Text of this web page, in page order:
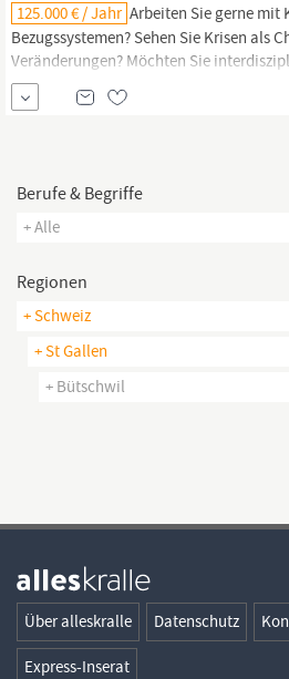
125.000 € / Jahr Arbeiten Sie gerne mit
Bezugssystemen? Sehen Sie Krisen als
Veränderungen? Möchten Sie
übernehmen und sich fachlich
Ihnen bei der Klinik Sonnenhof, Klinik für
Berufe & Begriffe
+ Alle
Regionen
+ Schweiz
+ St Gallen
+ Bütschwil
Über alleskralle Datenschutz
Express-Inserat